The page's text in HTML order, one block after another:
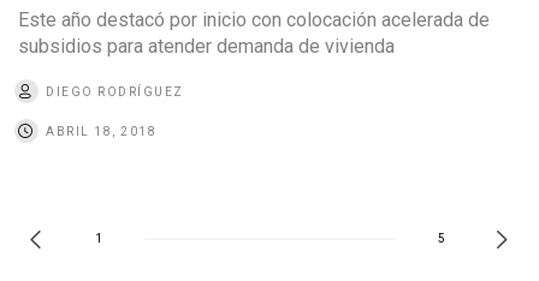
Este año destacó por inicio con colocación acelerada de
subsidios para atender demanda de vivienda
DIEGO RODRÍGUEZ
ABRIL 18, 2018
1 5